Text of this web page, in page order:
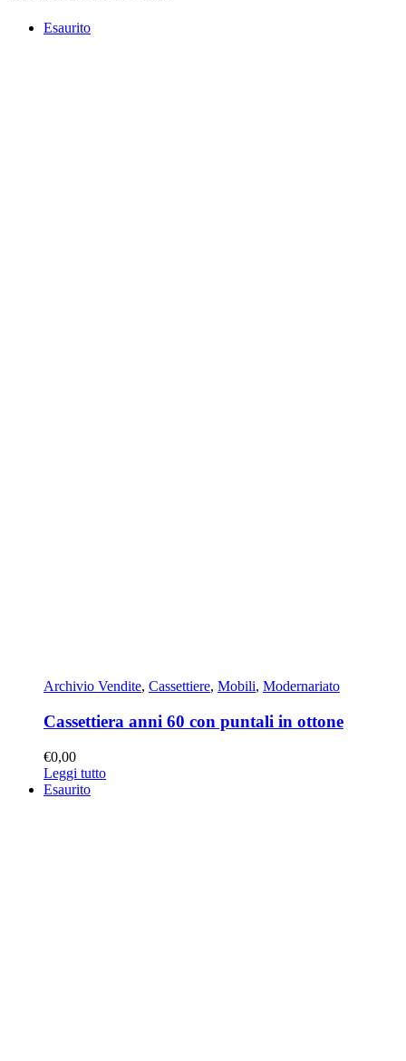
Esaurito
Archivio Vendite, Cassettiere, Mobili, Modernariato
Cassettiera anni 60 con puntali in ottone
€0,00
Leggi tutto
Esaurito